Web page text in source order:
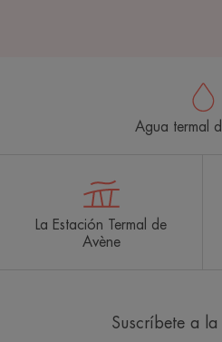
Agua termal
La Estación Termal de
Avène
Suscríbete a la